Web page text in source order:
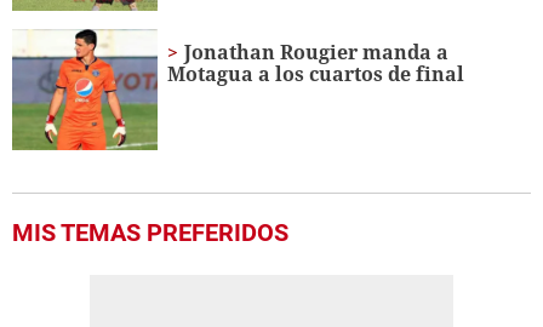
Jonathan Rougier manda a
Motagua a los cuartos de final
MIS TEMAS PREFERIDOS